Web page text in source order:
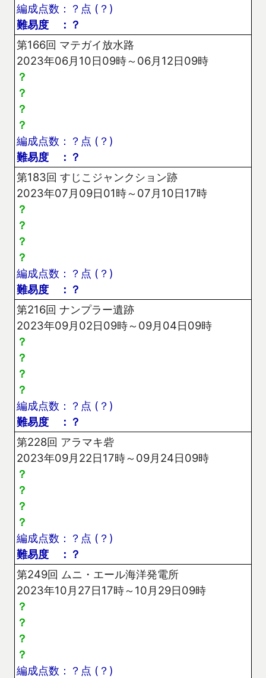
編成点数：？点 (？)
難易度 ：？
第166回 マテガイ放水路
2023年06月10日09時～06月12日09時
？
？
？
？
編成点数：？点 (？)
難易度 ：？
第183回 すじこジャンクション跡
2023年07月09日01時～07月10日17時
？
？
？
？
編成点数：？点 (？)
難易度 ：？
第216回 ナンプラー遺跡
2023年09月02日09時～09月04日09時
？
？
？
？
編成点数：？点 (？)
難易度 ：？
第228回 アラマキ砦
2023年09月22日17時～09月24日09時
？
？
？
？
編成点数：？点 (？)
難易度 ：？
第249回 ムニ・エール海洋発電所
2023年10月27日17時～10月29日09時
？
？
？
？
編成点数：？点 (？)